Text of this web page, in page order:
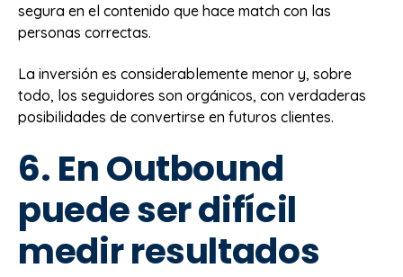
segura en el contenido que hace match con las
personas correctas.
La inversión es considerablemente menor y, sobre
todo, los seguidores son orgánicos, con verdaderas
posibilidades de convertirse en futuros clientes.
6. En Outbound
puede ser difícil
medir resultados